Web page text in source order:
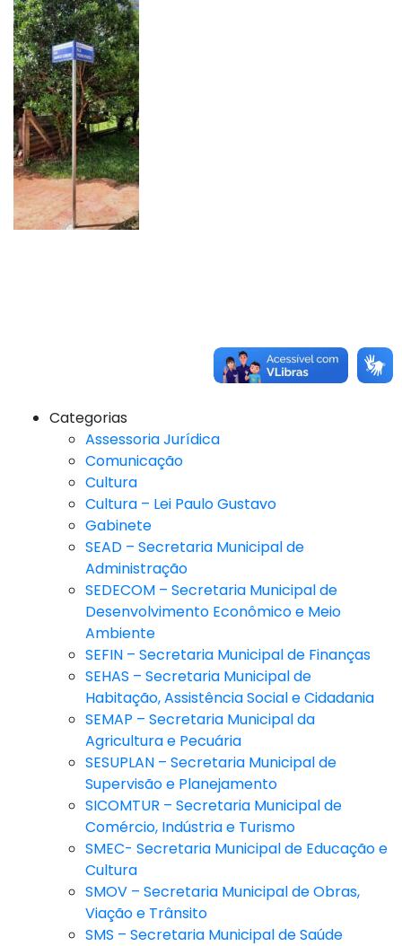
Categorias
Assessoria Jurídica
Comunicação
Cultura
Cultura – Lei Paulo Gustavo
Gabinete
SEAD – Secretaria Municipal de
Administração
SEDECOM – Secretaria Municipal de
Desenvolvimento Econômico e Meio
Ambiente
SEFIN – Secretaria Municipal de Finanças
SEHAS – Secretaria Municipal de
Habitação, Assistência Social e Cidadania
SEMAP – Secretaria Municipal da
Agricultura e Pecuária
SESUPLAN – Secretaria Municipal de
Supervisão e Planejamento
SICOMTUR – Secretaria Municipal de
Comércio, Indústria e Turismo
SMEC- Secretaria Municipal de Educação e
Cultura
SMOV – Secretaria Municipal de Obras,
Viação e Trânsito
SMS – Secretaria Municipal de Saúde